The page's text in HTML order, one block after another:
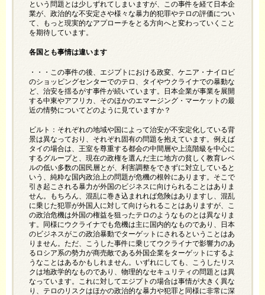
という問題とは少しずれてしまいますが、この事件を経て日本企
業が、政治的な不安定さや様々な暴力的犯罪やテロの評価につい
て、もっと現実的なアプローチをとる方向へと変わっていくこと
を期待しています。
各国とも事情は違います
・・・この事件の後、エジプトにおける政変、ケニア・ナイロビ
のショッピングセンターでのテロ、タイやウクライナでの暴動な
ど、治安を揺るがす事件が続いています。日本企業が事業を展開
する中東やアフリカ、そのほかのエマージング・マーケットの最
近の情勢についてどのように見ていますか？
ビルト：それぞれの地域や国によって治安が不安定化している背
景は異なっており、それぞれ固有の問題を抱えています。例えば
タイの場合は、王室を尊重する都会の中間層や上流階級を中心に
するグループと、現在の政権を選んだ主に地方の貧しく教育レベ
ルの低い多数の国民層とが、利害調整をできずに対立していると
いう、純粋な国内政治上の問題が危機の根幹にあります。そこで
引き起こされる暴力が外国のビジネスに向けられることはありま
せん。もちろん、混乱に巻き込まれれば危険はありますし、混乱
に乗じた犯罪が外国人に対して向けられることはありますが、こ
の政治危機は外国の権益を狙ったテロのようなものとは異なりま
す。同様にウクライナでも危機は主に国内的なものであり、日本
のビジネスがこの政治暴動でターゲットにされるということはあ
りません。ただ、こうした事件に乗じてウクライナで影響力のあ
るロシア系の勢力が商売敵である外国企業をターゲットにするよ
うなことはあるかもしれません。いずれにしても、こうしたリス
クは地政学的なものであり、物理的なセキュリティの問題とは異
なっています。これに対してエジプトの場合は事情が大きく異な
り、テロのリスクはほかの政治的な暴力や犯罪と同様に非常に深